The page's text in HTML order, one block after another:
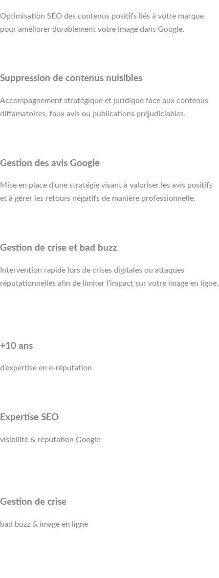
Optimisation SEO des contenus positifs liés à votre marque
pour améliorer durablement votre image dans Google.
Suppression de contenus nuisibles
Accompagnement stratégique et juridique face aux contenus
diffamatoires, faux avis ou publications préjudiciables.
Gestion des avis Google
Mise en place d’une stratégie visant à valoriser les avis positifs
et à gérer les retours négatifs de manière professionnelle.
Gestion de crise et bad buzz
Intervention rapide lors de crises digitales ou attaques
réputationnelles afin de limiter l’impact sur votre image en ligne.
+10 ans
d’expertise en e-réputation
Expertise SEO
visibilité & réputation Google
Gestion de crise
bad buzz & image en ligne